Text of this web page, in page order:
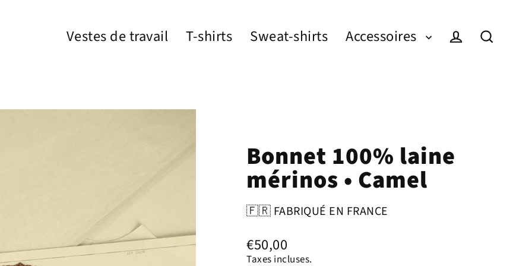
Vestes de travail T-shirts Sweat-shirts Accessoires Se
Bonnet 100% laine
mérinos • Camel
🇫🇷 FABRIQUÉ EN FRANCE
Prix
€50,00
Taxes incluses.